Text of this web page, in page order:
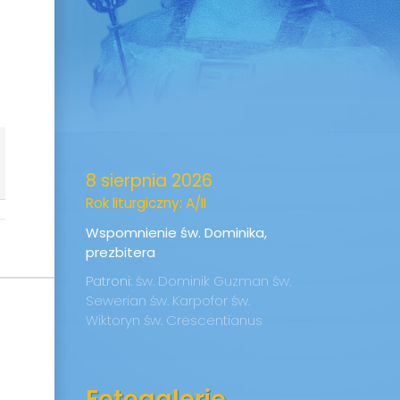
8 sierpnia 2026
Rok liturgiczny: A/II
Wspomnienie św. Dominika,
prezbitera
Patroni: św. Dominik Guzman św.
Sewerian św. Karpofor św.
Wiktoryn św. Crescentianus